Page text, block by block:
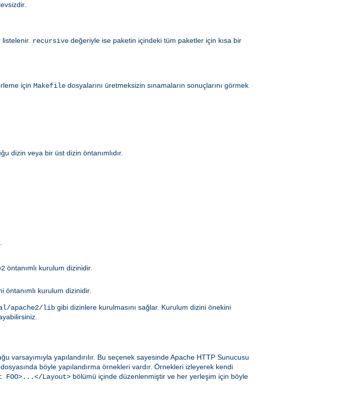
recursive değeriyle ise paketin içindeki tüm paketler için kısa bir
için Makefile dosyalarını üretmeksizin sınamaların sonuçlarını görmek
dizin veya bir üst dizin öntanımlıdır.
öntanımlı kurulum dizinidir.
öntanımlı kurulum dizinidir.
apache2/lib gibi dizinlere kurulmasını sağlar. Kurulum dizini önekini
varsayımıyla yapılandırılır. Bu seçenek sayesinde Apache HTTP Sunucusu
dosyasında böyle yapılandırma örnekleri vardır. Örnekleri izleyerek kendi
FOO>...</Layout> bölümü içinde düzenlenmiştir ve her yerleşim için böyle